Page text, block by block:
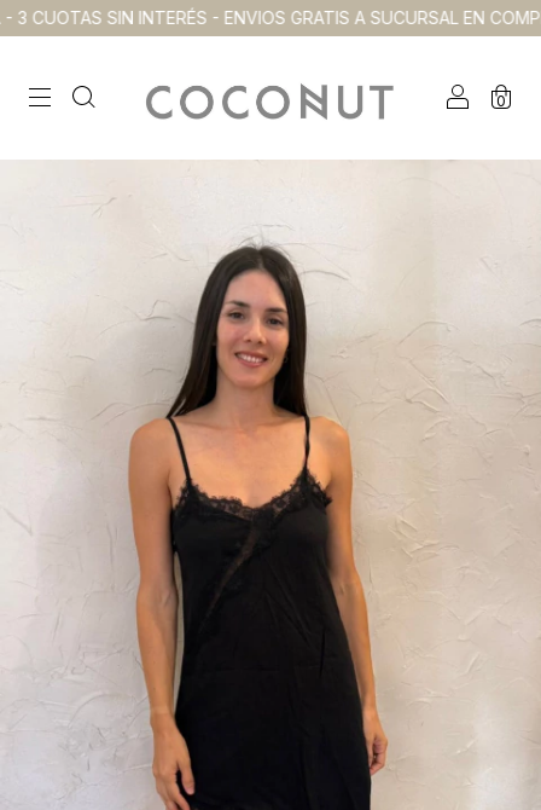
INTERÉS - ENVIOS GRATIS A SUCURSAL EN COMPRAS
0